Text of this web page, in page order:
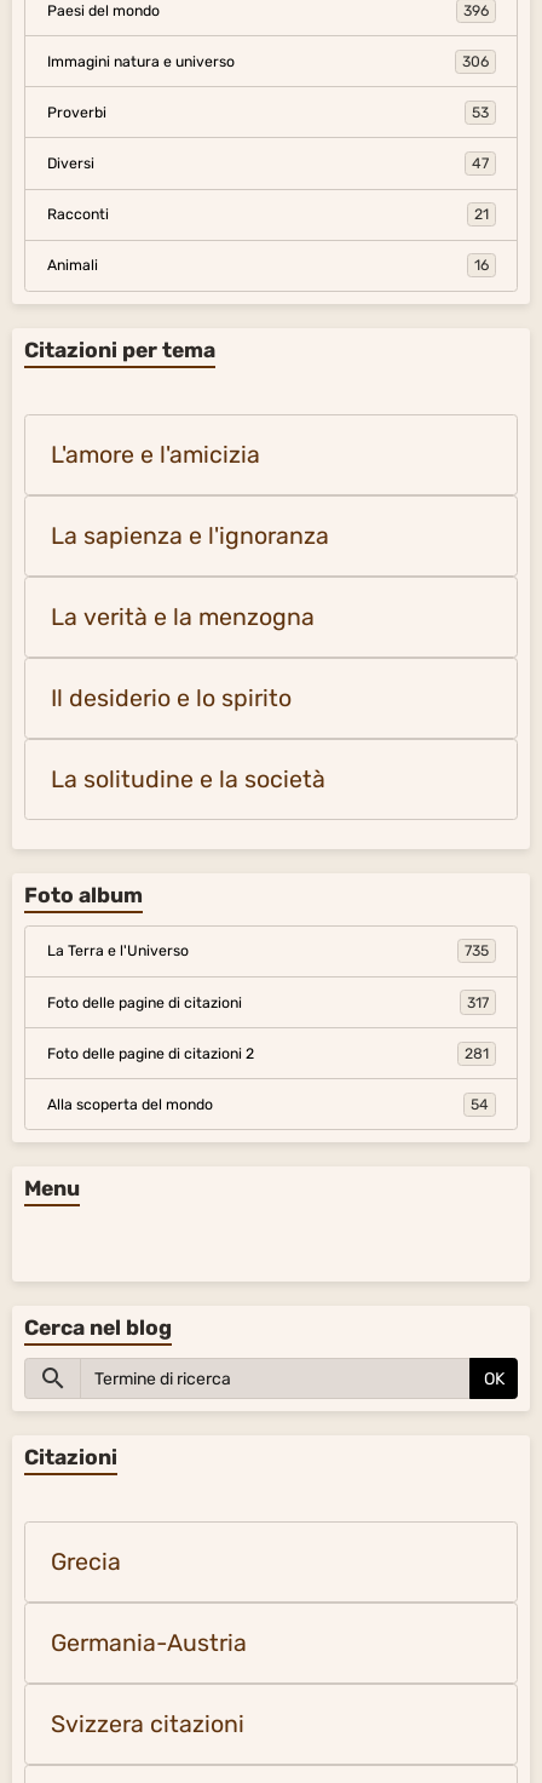
Paesi del mondo 396
Immagini natura e universo 306
Proverbi 53
Diversi 47
Racconti 21
Animali 16
Citazioni per tema
L'amore e l'amicizia
La sapienza e l'ignoranza
La verità e la menzogna
Il desiderio e lo spirito
La solitudine e la società
Foto album
La Terra e l'Universo 735
Foto delle pagine di citazioni 317
Foto delle pagine di citazioni 2 281
Alla scoperta del mondo 54
Menu
Cerca nel blog
OK
Citazioni
Grecia
Germania-Austria
Svizzera citazioni